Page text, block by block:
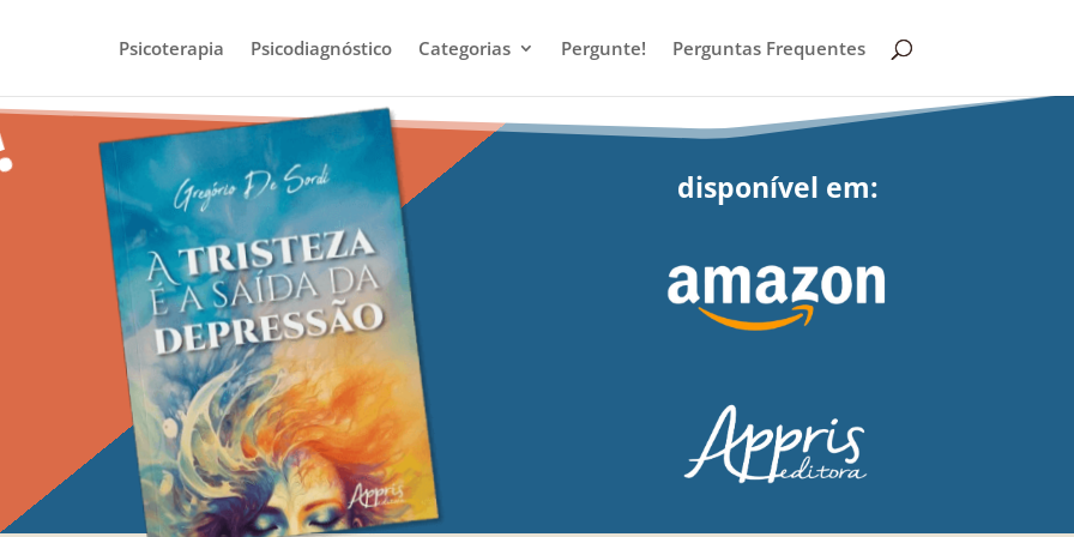
Psicoterapia Psicodiagnóstico Categorias Pergunte! Perguntas Frequentes
disponível em: